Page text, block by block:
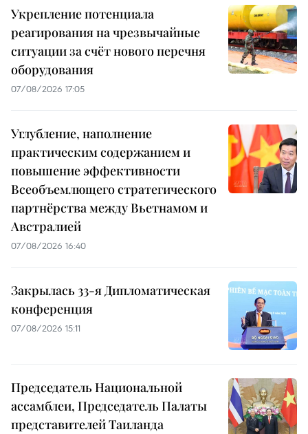
Укрепление потенциала
реагирования на чрезвычайные
ситуации за счёт нового перечня
оборудования
07/08/2026 17:05
Углубление, наполнение
практическим содержанием и
повышение эффективности
Всеобъемлющего стратегического
партнёрства между Вьетнамом и
Австралией
07/08/2026 16:40
Закрылась 33-я Дипломатическая
конференция
07/08/2026 15:11
Председатель Национальной
ассамблеи, Председатель Палаты
представителей Таиланда